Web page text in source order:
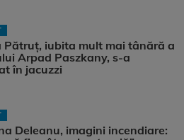
Pătruț, iubita mult mai tânără a
Arpad Paszkany, s-a
în jacuzzi
Deleanu, imagini incendiare: